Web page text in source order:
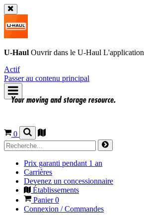
U-Haul Ouvrir dans le U-Haul L'application
Actif
Passer au contenu principal
0
Prix garanti pendant 1 an
Carrières
Devenez un concessionnaire
Établissements
Panier0
Connexion / Commandes